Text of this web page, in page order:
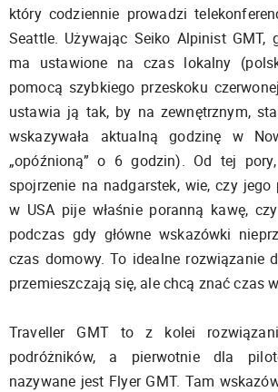
który codziennie prowadzi
Seattle. Używając Seiko Alpinist GMT,
ma ustawione na czas lokalny
pomocą szybkiego przeskoku
ustawia ją tak, by na zewnętrznym,
wskazywała aktualną godzinę w
„opóźnioną” o 6 godzin). Od tej
spojrzenie na nadgarstek, wie, czy jego
w USA pije właśnie poranną kawę,
podczas gdy główne wskazówki
czas domowy. To idealne rozwiązanie
przemieszczają się, ale chcą znać czas
Traveller GMT to z kolei
podróżników, a pierwotnie dla
nazywane jest Flyer GMT. Tam